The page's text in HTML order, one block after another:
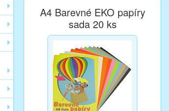
A4 Barevné EKO papíry
sada 20 ks